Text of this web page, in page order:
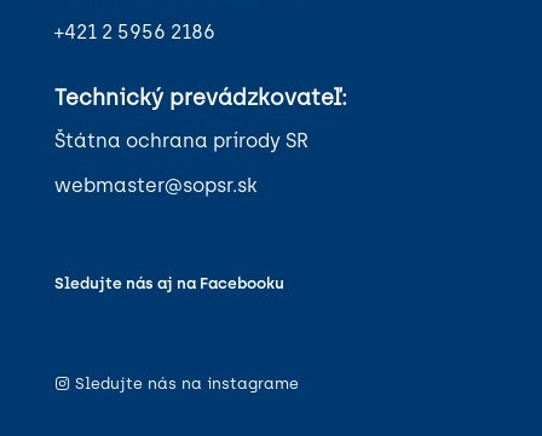
+421 2 5956 2186
Technický prevádzkovateľ:
Štátna ochrana prírody SR
webmaster@sopsr.sk
Sledujte nás aj na Facebooku
Sledujte nás na instagrame